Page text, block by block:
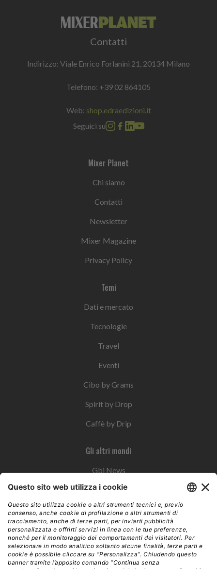
Contatti
Indirizzo: Viale Enrico Forlanini 21, 20134 Milano
Telefono: +39 02 864105
Web: shop.edraedizioni.it
Seguici su
Mixer Planet
Chi siamo
Contatti
Newsletter
Mixer Magazine
Privacy Policy
Temi
Dati e mercato
Tecnologie
Travel
Eventi
Cibo by Grams
Spirit by Drop
Caffè by Drip
Gli altri mondi
Gbi News
Instoremag
Esplora il gruppo
Edra Edizioni
Edizioni LSWR